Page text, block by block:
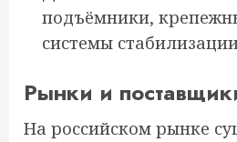
подъёмники,
системы
Рынки и
На российском рынке